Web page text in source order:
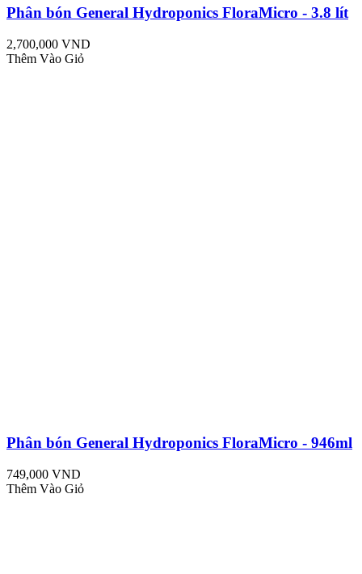
Phân bón General Hydroponics FloraMicro - 3.8 lít
2,700,000 VND
Thêm Vào Giỏ
Phân bón General Hydroponics FloraMicro - 946ml
749,000 VND
Thêm Vào Giỏ